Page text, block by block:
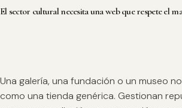
El sector cultural necesita una web que respete el
Una galería, una fundación o un museo
como una tienda genérica. Gestionan